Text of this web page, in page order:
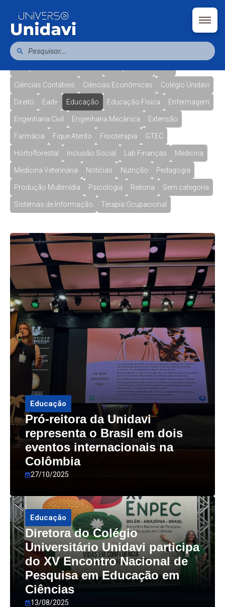
Administração Agronomia
Biomedicina
Ciências Contábeis Ciências Econômicas Colégio Unidavi
Direito Ead+ Educação Educação Física Enfermagem
Engenharia Civil Engenharia Mecânica Extensão
Farmácia Fique Atento Fisioterapia GTEC
Hortoflorestal Inclusão Social Lab Finanças Medicina
Medicina Veterinária Notícias Nutrição Pedagogia
Produção Multimídia Psicologia Reitoria Sem categoria
Sistemas de Informação Terapia Ocupacional
Educação
Pró-reitora da Unidavi
representa o Brasil em dois
eventos internacionais na
Colômbia
27/10/2025
Educação
Diretora do Colégio
Universitário Unidavi participa
do XV Encontro Nacional de
Pesquisa em Educação em
Ciências
13/08/2025